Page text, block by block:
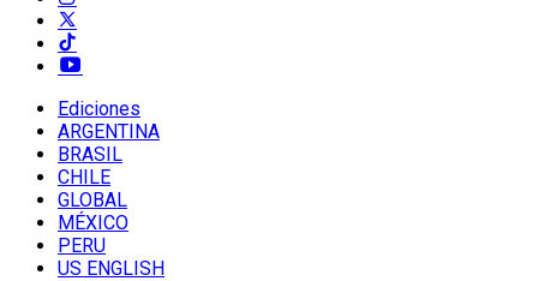
Ediciones
ARGENTINA
BRASIL
CHILE
GLOBAL
MÉXICO
PERU
US ENGLISH